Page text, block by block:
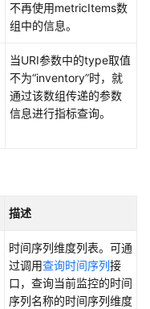
不再使用metricItems数
组中的信息。
当URI参数中的type取值
不为“inventory”时，就
通过该数组传递的参数
信息进行指标查询。
描述
时间序列维度列表。可通
过调用查询时间序列接
口，查询当前监控的时间
序列名称的时间序列维度